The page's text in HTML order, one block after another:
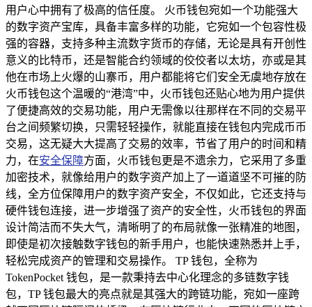
用户心中拥有了极高的信任度。 火币钱包宛如一个功能强大
的数字资产宝库，具备丰富多样的功能，它宛如一个包容性极
强的容器，支持多种主流数字货币的存储，无论是具有开创性
意义的比特币，还是智能合约领域的佼佼者以太坊，亦或是其
他在市场上火爆的山寨币，用户都能将它们安全无虞地存放在
火币钱包这个温暖的“港湾”中，火币钱包还贴心地为用户提供
了便捷高效的交易功能，用户无需像以往那样在不同的交易平
台之间频繁切换，只需轻轻操作，就能直接在钱包内完成币币
交易，这无疑大大提高了交易的效率，节省了用户的时间和精
力，在安全保障方面，火币钱包更是不遗余力，它采用了多重
加密技术，就像给用户的数字资产加上了一道道坚不可摧的防
线，全方位保障用户的数字资产安全，不仅如此，它还支持与
硬件钱包连接，进一步增强了资产的安全性，火币钱包的界面
设计简洁而不失大气，清晰明了的布局就像一张精准的地图，
即使是初次接触数字钱包的新手用户，也能快速熟悉并上手，
轻松完成资产的管理和交易操作。 TP 钱包，全称为
TokenPocket 钱包，是一款秉持去中心化理念的多链数字钱
包，TP 钱包最大的亮点就是其强大的跨链功能，宛如一座跨